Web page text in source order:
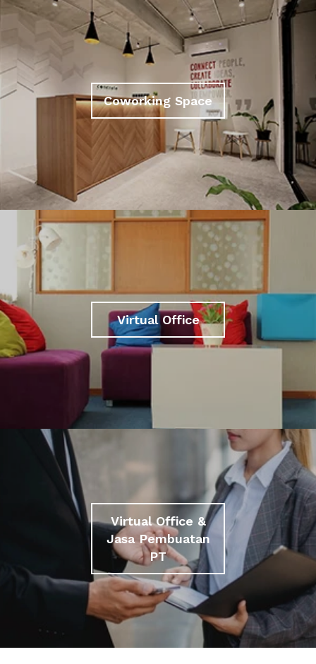
Coworking Space
Virtual Office
Virtual Office &
Jasa Pembuatan
PT